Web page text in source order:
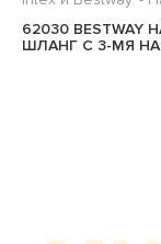
Надувные
62030
ШЛАНГ С 3-МЯ